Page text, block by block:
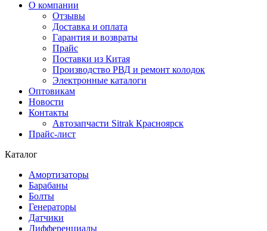
О компании
Отзывы
Доставка и оплата
Гарантия и возвраты
Прайс
Поставки из Китая
Производство РВД и ремонт колодок
Электронные каталоги
Оптовикам
Новости
Контакты
Автозапчасти Sitrak Красноярск
Прайс-лист
Каталог
Амортизаторы
Барабаны
Болты
Генераторы
Датчики
Дифференциалы